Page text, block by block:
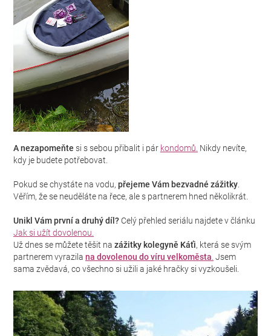
A nezapomeňte si s sebou přibalit i pár kondomů. Nikdy nevíte,
kdy je budete potřebovat.
Pokud se chystáte na vodu, přejeme Vám bezvadné zážitky.
Věřím, že se neuděláte na řece, ale s partnerem hned několikrát.
Unikl Vám první a druhý díl? Celý přehled seriálu najdete v článku
Jak si užít dovolenou.
Už dnes se můžete těšit na zážitky kolegyně Káťi, která se svým
partnerem vyrazila na dovolenou do víru velkoměsta. Jsem
sama zvědavá, co všechno si užili a jaké hračky si vyzkoušeli.